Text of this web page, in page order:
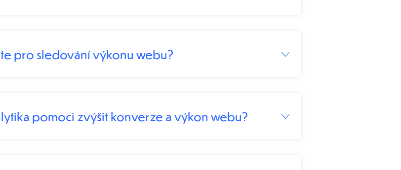
pro sledování výkonu webu?
pomoci zvýšit konverze a výkon webu?